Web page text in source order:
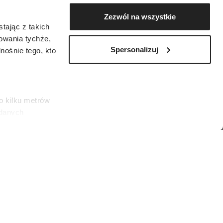
z takich
tychże,
tego, kto
kilku metrów
Zezwól na wszystkie
Spersonalizuj